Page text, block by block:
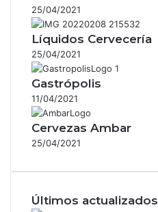
25/04/2021
Líquidos Cervecería
25/04/2021
Gastrópolis
11/04/2021
Cervezas Ambar
25/04/2021
Últimos actualizados